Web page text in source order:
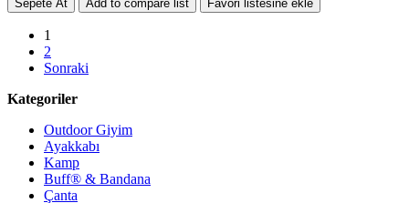
1
2
Sonraki
Kategoriler
Outdoor Giyim
Ayakkabı
Kamp
Buff® & Bandana
Çanta